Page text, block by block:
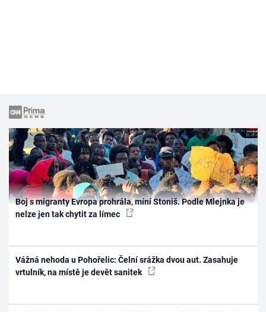
Boj s migranty Evropa prohrála, míní Stoniš. Podle Mlejnka je
nelze jen tak chytit za límec
Vážná nehoda u Pohořelic: Čelní srážka dvou aut. Zasahuje
vrtulník, na místě je devět sanitek